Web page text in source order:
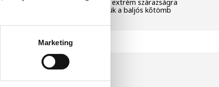
Marketing
pedig a klímaváltozás okozta extrém szárazságra
hívja fel a figyelmet. Elmeséljük a baljós kőtömb
SPORT